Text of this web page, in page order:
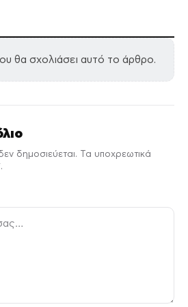
θα σχολιάσει αυτό το άρθρο.
δημοσιεύεται. Τα υποχρεωτικά